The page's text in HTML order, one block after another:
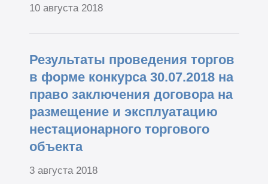
10 августа 2018
Результаты проведения торгов
в форме конкурса 30.07.2018 на
право заключения договора на
размещение и эксплуатацию
нестационарного торгового
объекта
3 августа 2018